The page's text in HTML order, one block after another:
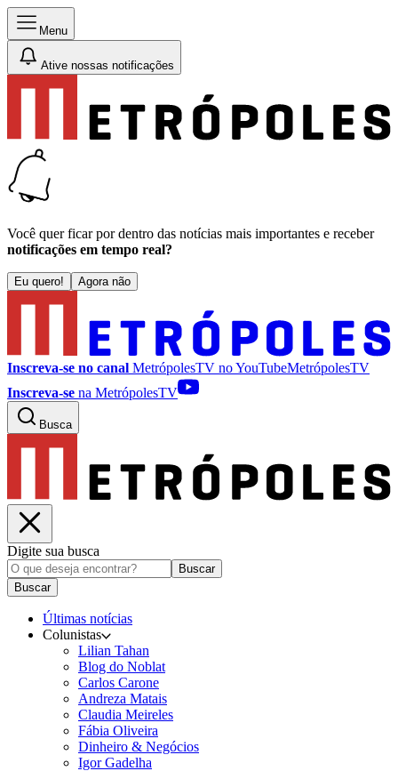
Menu
Ative nossas notificações
Você quer ficar por dentro das notícias mais importantes e receber
notificações em tempo real?
Eu quero! Agora não
Inscreva-se no canal MetrópolesTV noYouTubeMetrópolesTV
Inscreva-se na MetrópolesTV
Busca
Digite sua busca
Buscar
Buscar
Últimas notícias
Colunistas
Lilian Tahan
Blog do Noblat
Carlos Carone
Andreza Matais
Claudia Meireles
Fábia Oliveira
Dinheiro & Negócios
Igor Gadelha